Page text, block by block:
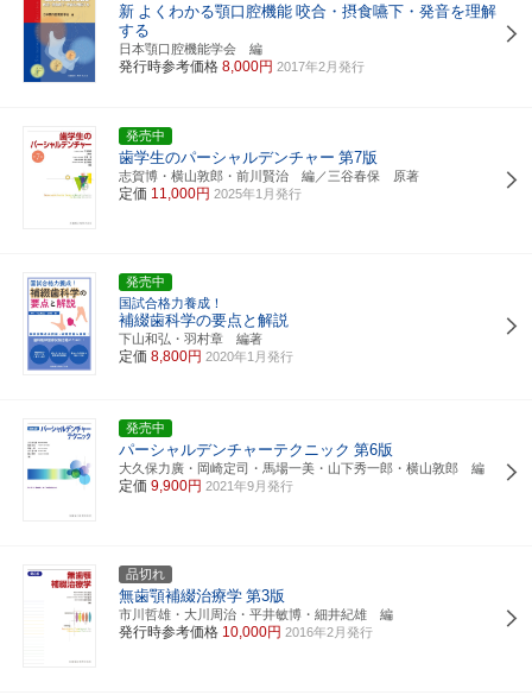
新 よくわかる顎口腔機能 咬合・摂食嚥下・発音を理解
する
日本顎口腔機能学会 編
発行時参考価格 8,000円 2017年2月発行
発売中
歯学生のパーシャルデンチャー 第7版
志賀博・横山敦郎・前川賢治 編／三谷春保 原著
定価 11,000円 2025年1月発行
発売中
国試合格力養成！
補綴歯科学の要点と解説
下山和弘・羽村章 編著
定価 8,800円 2020年1月発行
発売中
パーシャルデンチャーテクニック 第6版
大久保力廣・岡崎定司・馬場一美・山下秀一郎・横山敦郎 編
定価 9,900円 2021年9月発行
品切れ
無歯顎補綴治療学 第3版
市川哲雄・大川周治・平井敏博・細井紀雄 編
発行時参考価格 10,000円 2016年2月発行